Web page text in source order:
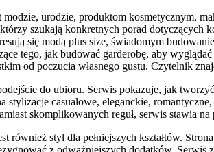
urodzie, produktom kosmetycznym,
szukają konkretnych porad dotyczących
się modą plus size, świadomym
tego, jak budować garderobę, aby
od poczucia własnego gustu. Czytelnik
do ubioru. Serwis pokazuje, jak
stylizacje casualowe, eleganckie,
skomplikowanych reguł, serwis stawia
również styl dla pełniejszych kształtów.
z odważniejszych dodatków.